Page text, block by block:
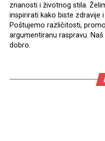
znanosti i životnog stila.
inspirirati kako biste zdravije
Poštujemo različitosti,
argumentiranu raspravu.
dobro.